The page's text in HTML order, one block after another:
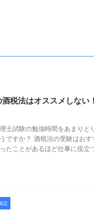
税法はオススメしな
士試験の勉強時間をあまりと
ですか？ 酒税法の受験はお
たことがあるほど仕事に役立
定